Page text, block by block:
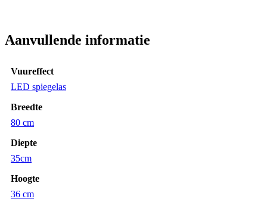
Aanvullende informatie
Vuureffect
LED spiegelas
Breedte
80 cm
Diepte
35cm
Hoogte
36 cm